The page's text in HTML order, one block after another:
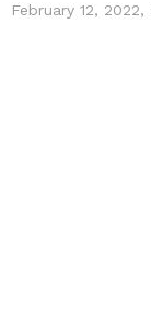
February 12,